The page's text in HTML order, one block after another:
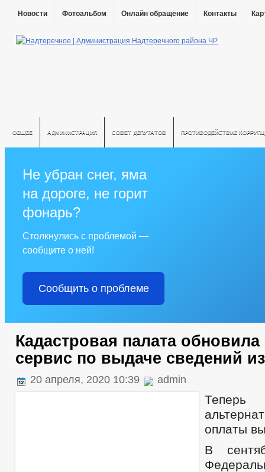
Новости Фотоальбом Онлайн обращение Контакты
ОБЩЕЕ АДМИНИСТРАЦИЯ СОВЕТ ДЕПУТАТОВ ПРОТИВОДЕЙСТВИЕ
Не убран снег, яма
на дороге, не горит
фонарь?
Столкнулись с проблемой —
сообщите о ней!
Сообщить о проблеме
Кадастровая палата
сервис по выдаче сведений
20 апреля, 2020 10:39 admin
Теперь
оплаты
В